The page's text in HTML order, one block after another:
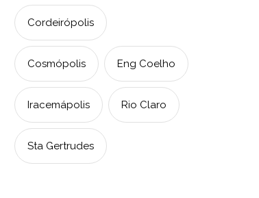
Cordeirópolis
Cosmópolis Eng Coelho
Iracemápolis Rio Claro
Sta Gertrudes